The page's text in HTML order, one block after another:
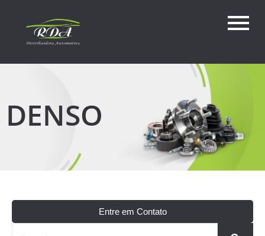
DENSO
Entre em Contato